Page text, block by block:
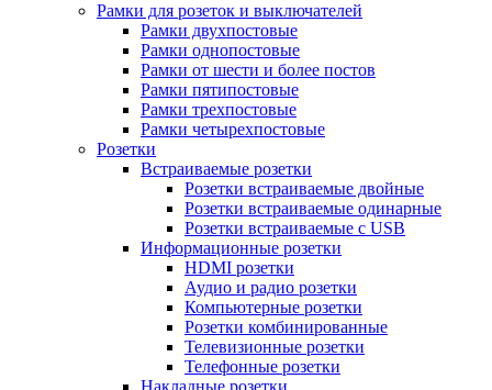
Рамки для розеток и выключателей
Рамки двухпостовые
Рамки однопостовые
Рамки от шести и более постов
Рамки пятипостовые
Рамки трехпостовые
Рамки четырехпостовые
Розетки
Встраиваемые розетки
Розетки встраиваемые двойные
Розетки встраиваемые одинарные
Розетки встраиваемые с USB
Информационные розетки
HDMI розетки
Аудио и радио розетки
Компьютерные розетки
Розетки комбинированные
Телевизионные розетки
Телефонные розетки
Накладные розетки